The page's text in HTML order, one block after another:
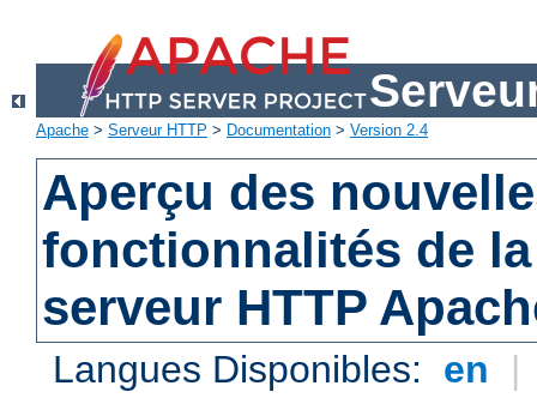
Apache > Serveur HTTP > Documentation > Version 2.4
Aperçu des
fonctionnalités de
serveur HTTP
Langues Disponibles: en |